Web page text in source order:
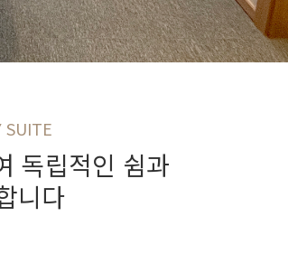
SUITE
독립적인 쉼과
니다